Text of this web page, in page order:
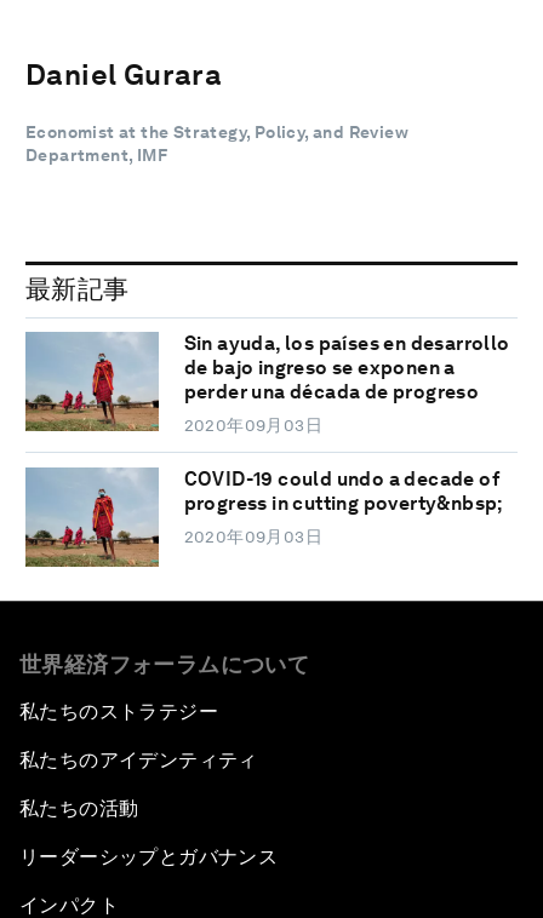
Daniel Gurara
Economist at the Strategy, Policy, and Review
Department, IMF
最新記事
Sin ayuda, los países en desarrollo
de bajo ingreso se exponen a
perder una década de progreso
2020年09月03日
COVID-19 could undo a decade of
progress in cutting poverty&nbsp;
2020年09月03日
世界経済フォーラムについて
私たちのストラテジー
私たちのアイデンティティ
私たちの活動
リーダーシップとガバナンス
インパクト